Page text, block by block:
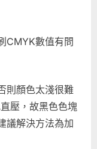
CMYK數值有問
則顏色太淺很難
壓，故黑色色塊
議解決方法為加